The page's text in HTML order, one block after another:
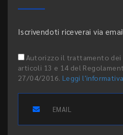
Iscrivendoti riceverai via
Autorizzo il trattamento dei
articoli 13 e 14 del
27/04/2016. Leggi l'informativa